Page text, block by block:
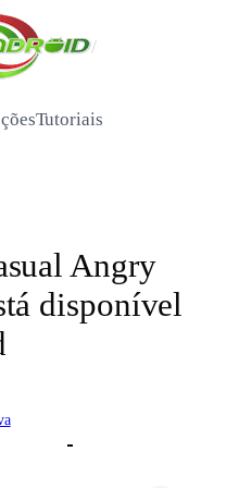
/
Tutoriais
Angry
disponível